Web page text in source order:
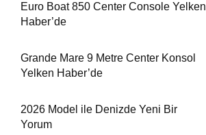
Euro Boat 850 Center Console Yelken
Haber’de
Grande Mare 9 Metre Center Konsol
Yelken Haber’de
2026 Model ile Denizde Yeni Bir
Yorum